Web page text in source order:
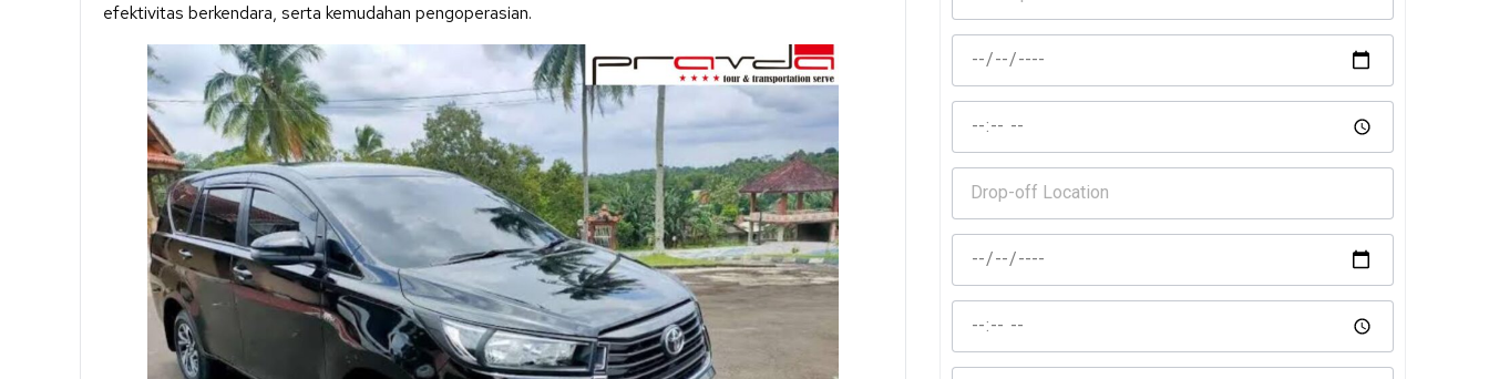
efektivitas berkendara, serta kemudahan pengoperasian.